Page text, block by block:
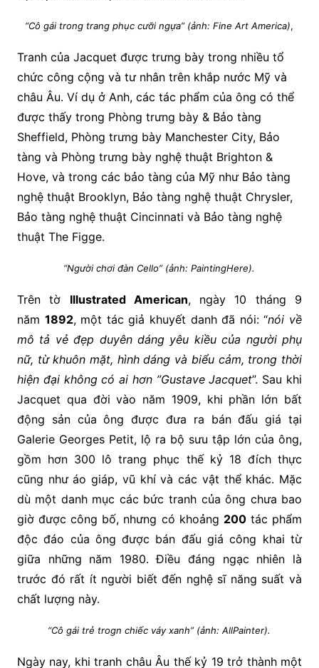
“Cô gái trong trang phục cưỡi ngựa” (ảnh: Fine Art America),
Tranh của Jacquet được trưng bày trong nhiều tổ
chức công cộng và tư nhân trên khắp nước Mỹ và
châu Âu. Ví dụ ở Anh, các tác phẩm của ông có thể
được thấy trong Phòng trưng bày & Bảo tàng
Sheffield, Phòng trưng bày Manchester City, Bảo
tàng và Phòng trưng bày nghệ thuật Brighton &
Hove, và trong các bảo tàng của Mỹ như Bảo tàng
nghệ thuật Brooklyn, Bảo tàng nghệ thuật Chrysler,
Bảo tàng nghệ thuật Cincinnati và Bảo tàng nghệ
thuật The Figge.
“Người chơi đàn Cello” (ảnh: PaintingHere).
Trên tờ Illustrated American, ngày 10 tháng 9
năm 1892, một tác giả khuyết danh đã nói: “nói về
mô tả vẻ đẹp duyên dáng yêu kiều của người phụ
nữ, từ khuôn mặt, hình dáng và biểu cảm, trong thời
hiện đại không có ai hơn ”Gustave Jacquet”. Sau khi
Jacquet qua đời vào năm 1909, khi phần lớn bất
động sản của ông được đưa ra bán đấu giá tại
Galerie Georges Petit, lộ ra bộ sưu tập lớn của ông,
gồm hơn 300 lô trang phục thế kỷ 18 đích thực
cũng như áo giáp, vũ khí và các vật thể khác. Mặc
dù một danh mục các bức tranh của ông chưa bao
giờ được công bố, nhưng có khoảng 200tác phẩm
độc đáo của ông được bán đấu giá công khai từ
giữa những năm 1980. Điều đáng ngạc nhiên là
trước đó rất ít người biết đến nghệ sĩ năng suất và
chất lượng này.
“Cô gái trẻ trogn chiếc váy xanh” (ảnh: AllPainter).
Ngày nay, khi tranh châu Âu thế kỷ 19 trở thành một